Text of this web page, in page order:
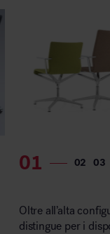
Oltre all’alta
distingue per i